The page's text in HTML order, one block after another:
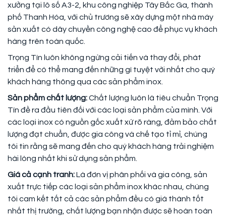
xưởng tại lô số A3-2, khu công nghiệp Tây Bắc Ga, thành
phố Thanh Hóa, với chủ trương sẽ xây dựng một nhà máy
sản xuất có dây chuyền công nghệ cao để phục vụ khách
hàng trên toàn quốc.
Trọng Tín luôn không ngừng cải tiến và thay đổi, phát
triển để có thể mang đến những gì tuyệt vời nhất cho quý
khách hàng thông qua các sản phẩm inox.
Sản phẩm chất lượng:Chất lượng luôn là tiêu chuẩn Trọng
Tín đề ra đầu tiên đối với các loại sản phẩm của mình. Với
các loại inox có nguồn gốc xuất xứ rõ ràng, đảm bảo chất
lượng đạt chuẩn, được gia công và chế tạo tỉ mỉ, chúng
tôi tin rằng sẽ mang đến cho quý khách hàng trải nghiệm
hài lòng nhất khi sử dụng sản phẩm.
Giá cả cạnh tranh:Là đơn vị phân phối và gia công, sản
xuất trực tiếp các loại sản phẩm inox khác nhau, chúng
tôi cam kết tất cả các sản phẩm đều có giá thành tốt
nhất thị trường, chất lượng bạn nhận được sẽ hoàn toàn